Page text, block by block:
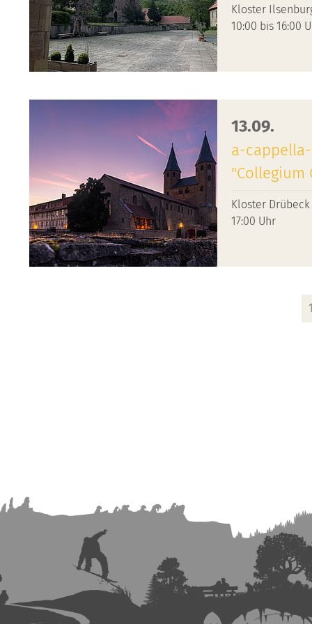
Kloster
10:00 bis 16:00
13.09.
a-
"Collegium
Kloster Drübeck
17:00 Uhr
1